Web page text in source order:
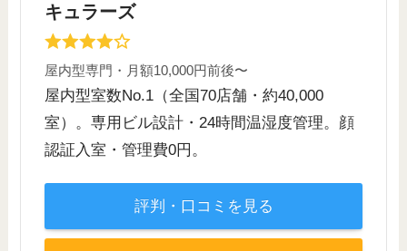
キュラーズ
屋内型専門・月額10,000円前後〜
屋内型室数No.1（全国70店舗・約40,000
室）。専用ビル設計・24時間温湿度管理。顔
認証入室・管理費0円。
評判・口コミを見る